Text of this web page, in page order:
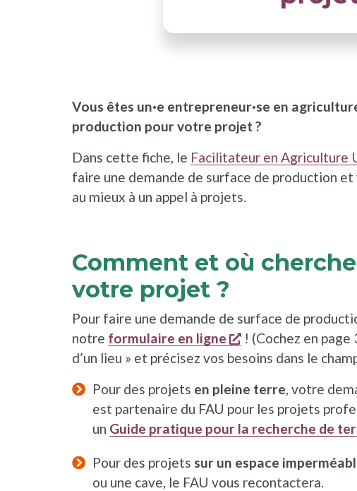
Vous êtes un·e entrepreneur·se en
production pour votre projet ?
Dans cette fiche, le Facilitateur en Agriculture
faire une demande de surface de production
au mieux à un appel à projets.
Comment et où
votre projet ?
Pour faire une demande de surface de
notre formulaire en ligne s'ouvre dans une
! (Cochez en
d’un lieu » et précisez vos besoins dans le
Pour des projets en pleine terre, votre
est partenaire du FAU pour les projets
un Guide pratique pour la recherche de
Pour des projets sur un espace
ou une cave, le FAU vous recontactera.